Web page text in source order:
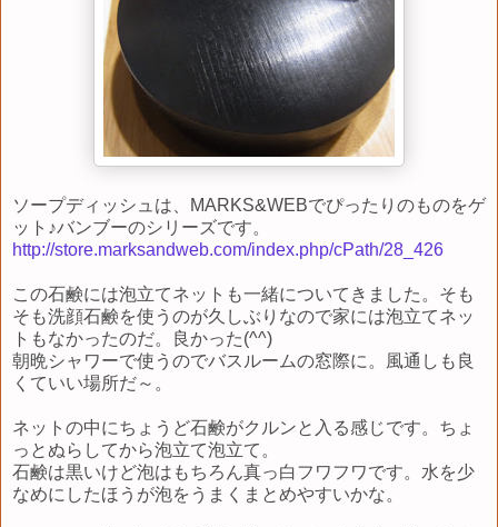
ソープディッシュは、MARKS&WEBでぴったりのものをゲ
ット♪バンブーのシリーズです。
http://store.marksandweb.com/index.php/cPath/28_426
この石鹸には泡立てネットも一緒についてきました。そも
そも洗顔石鹸を使うのが久しぶりなので家には泡立てネッ
トもなかったのだ。良かった(^^)
朝晩シャワーで使うのでバスルームの窓際に。風通しも良
くていい場所だ～。
ネットの中にちょうど石鹸がクルンと入る感じです。ちょ
っとぬらしてから泡立て泡立て。
石鹸は黒いけど泡はもちろん真っ白フワフワです。水を少
なめにしたほうが泡をうまくまとめやすいかな。